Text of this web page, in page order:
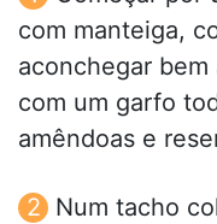
com manteiga,
aconchegar bem
com um garfo
amêndoas e
Num tacho